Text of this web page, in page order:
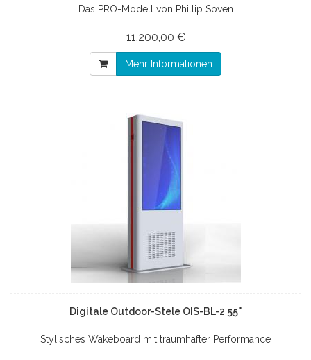
Das PRO-Modell von Phillip Soven
11.200,00 €
Mehr Informationen
Digitale Outdoor-Stele OIS-BL-2 55"
Stylisches Wakeboard mit traumhafter Performance